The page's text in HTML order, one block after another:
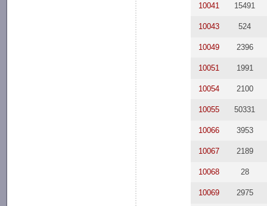
10041 15491
10043 524
10049 2396
10051 1991
10054 2100
10055 50331
10066 3953
10067 2189
10068 28
10069 2975